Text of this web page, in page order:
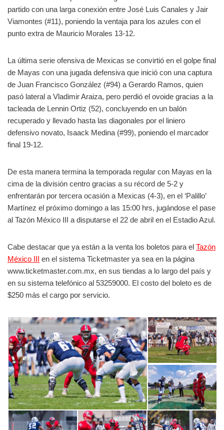
partido con una larga conexión entre José Luis Canales y Jair
Viamontes (#11), poniendo la ventaja para los azules con el
punto extra de Mauricio Morales 13-12.
La última serie ofensiva de Mexicas se convirtió en el golpe final
de Mayas con una jugada defensiva que inició con una captura
de Juan Francisco González (#94) a Gerardo Ramos, quien
pasó lateral a Vladimir Araiza, pero perdió el ovoide gracias a la
tacleada de Lennin Ortiz (52), concluyendo en un balón
recuperado y llevado hasta las diagonales por el liniero
defensivo novato, Isaack Medina (#99), poniendo el marcador
final 19-12.
De esta manera termina la temporada regular con Mayas en la
cima de la división centro gracias a su récord de 5-2 y
enfrentarán por tercera ocasión a Mexicas (4-3), en el ‘Palillo’
Martínez el próximo domingo a las 15:00 hrs, jugándose el pase
al Tazón México III a disputarse el 22 de abril en el Estadio Azul.
Cabe destacar que ya están a la venta los boletos para el Tazón
México III en el sistema Ticketmaster ya sea en la página
www.ticketmaster.com.mx, en sus tiendas a lo largo del país y
en su sistema telefónico al 53259000. El costo del boleto es de
$250 más el cargo por servicio.